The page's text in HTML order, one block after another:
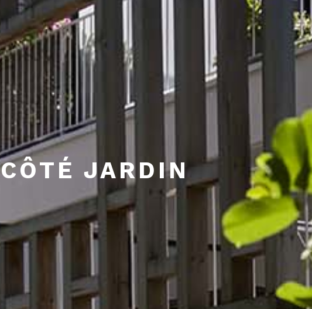
CÔTÉ JARDIN